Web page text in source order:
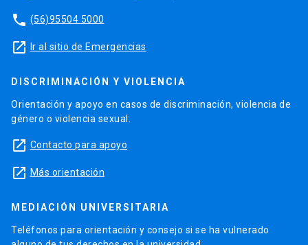
phone (56)95504 5000
launch Ir al sitio de Emergencias
DISCRIMINACIÓN Y VIOLENCIA
Orientación y apoyo en casos de discriminación, violencia de
género o violencia sexual.
launch Contacto para apoyo
launch Más orientación
MEDIACIÓN UNIVERSITARIA
Teléfonos para orientación y consejo si se ha vulnerado